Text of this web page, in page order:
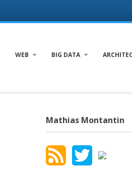
WEB BIG DATA
Mathias Montantin